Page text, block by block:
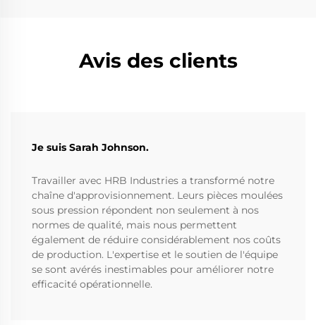
Avis des clients
Je suis Sarah Johnson.
Travailler avec HRB Industries a transformé notre
chaîne d'approvisionnement. Leurs pièces moulées
sous pression répondent non seulement à nos
normes de qualité, mais nous permettent
également de réduire considérablement nos coûts
de production. L'expertise et le soutien de l'équipe
se sont avérés inestimables pour améliorer notre
efficacité opérationnelle.